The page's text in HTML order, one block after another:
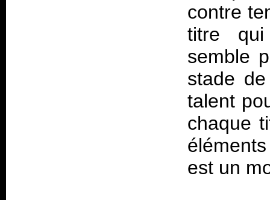
contre
titre qui
semble
stade
talent
chaque
est un